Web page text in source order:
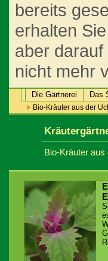
bereits
erhalten
aber
nicht mehr
Die Gärtnerei Das
Bio-Kräuter aus der
Bio-Kräuter